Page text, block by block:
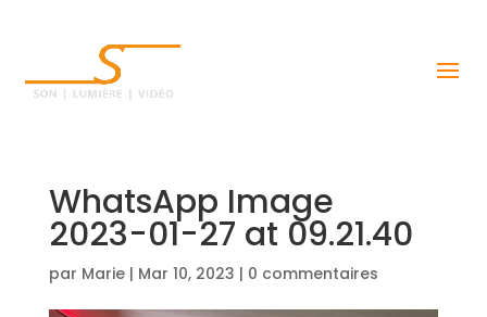
WhatsApp Image
2023-01-27 at 09.21.40
par Marie| Mar 10, 2023 | 0 commentaires